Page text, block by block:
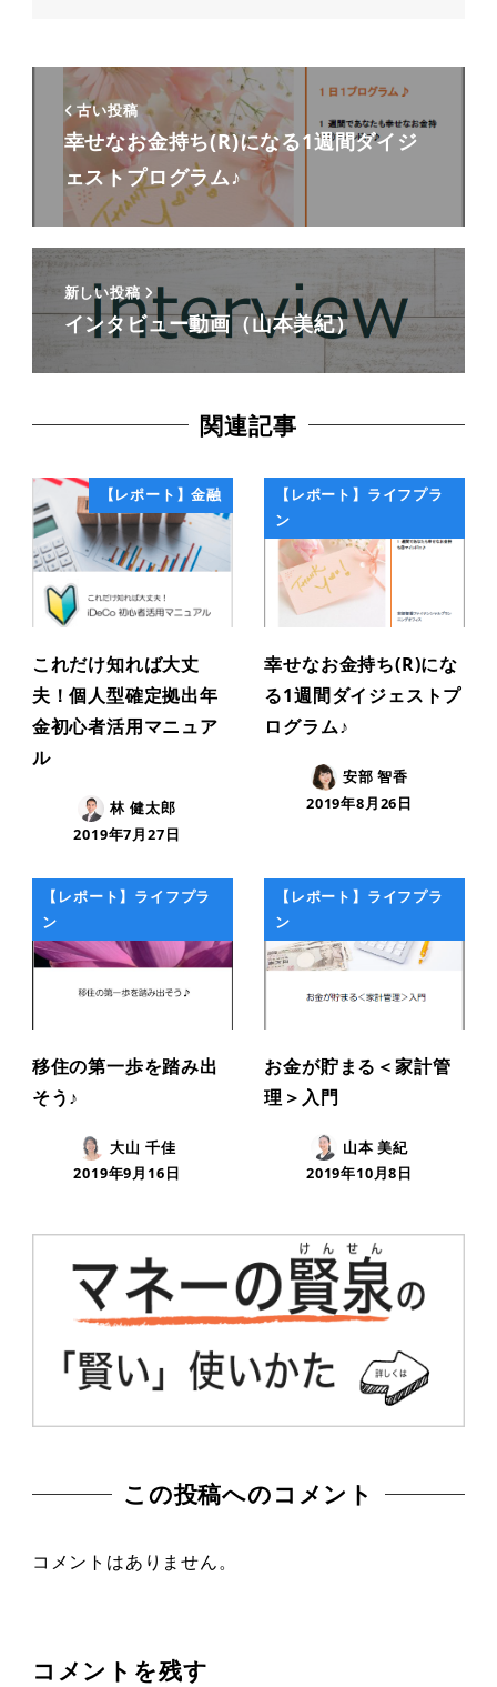
古い投稿
幸せなお金持ち(R)になる1週間ダイジ
ェストプログラム♪
新しい投稿
インタビュー動画（山本美紀）
関連記事
【レポート】金融
これだけ知れば大丈
夫！個人型確定拠出年
金初心者活用マニュア
ル
林 健太郎
2019年7月27日
【レポート】ライフプラ
ン
幸せなお金持ち(R)にな
る1週間ダイジェストプ
ログラム♪
安部 智香
2019年8月26日
【レポート】ライフプラ
ン
移住の第一歩を踏み出
そう♪
大山 千佳
2019年9月16日
【レポート】ライフプラ
ン
お金が貯まる＜家計管
理＞入門
山本 美紀
2019年10月8日
この投稿へのコメント
コメントはありません。
コメントを残す